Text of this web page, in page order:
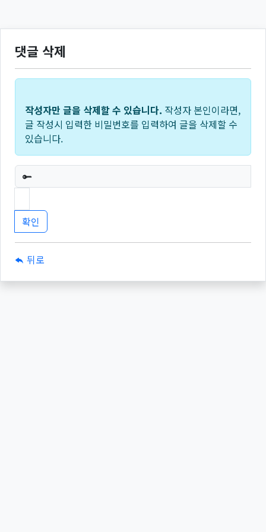
댓글 삭제
작성자만 글을 삭제할 수 있습니다. 작성자 본인이라면,
글 작성시 입력한 비밀번호를 입력하여 글을 삭제할 수
있습니다.
필수
뒤로